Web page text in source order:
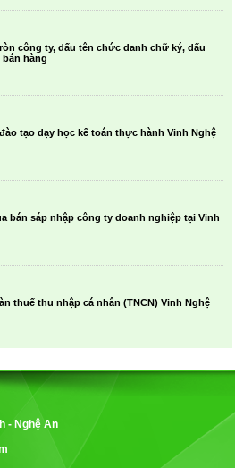
công ty, dấu tên chức danh chữ ký, dấu
hàng
tạo dạy học kế toán thực hành Vinh Nghệ
bán sáp nhập công ty doanh nghiệp tại Vinh
thuế thu nhập cá nhân (TNCN) Vinh Nghệ
- Nghệ An